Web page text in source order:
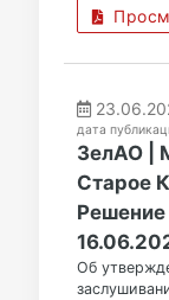
дата
ЗелАО |
Старое
Решение
Об